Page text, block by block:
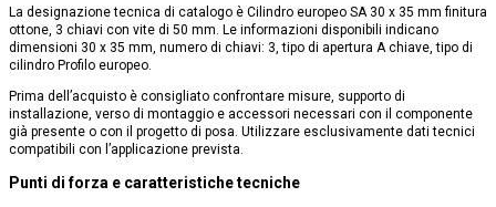
La designazione tecnica di catalogo è Cilindro europeo SA 30 x 35 mm finitura
ottone, 3 chiavi con vite di 50 mm. Le informazioni disponibili indicano
dimensioni 30 x 35 mm, numero di chiavi: 3, tipo di apertura A chiave, tipo di
cilindro Profilo europeo.
Prima dell’acquisto è consigliato confrontare misure, supporto di
installazione, verso di montaggio e accessori necessari con il componente
già presente o con il progetto di posa. Utilizzare esclusivamente dati tecnici
compatibili con l’applicazione prevista.
Punti di forza e caratteristiche tecniche